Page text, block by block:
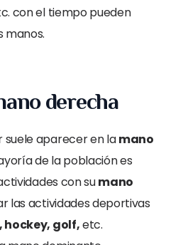
con el tiempo pueden
manos.
derecha
aparecer en lamano
de la población es
con sumano
las actividades deportivas
hockey, golf,etc.